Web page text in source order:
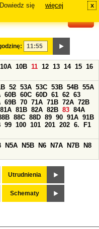
się
więcej x
10A 10B 11 12 13 14 15 16
52 53A 53C 53B 54B 55A
60B 60C 60D 61 62 63
69B 70 71A 71B 72A 72B
81A 81B 82A 82B 83 84A
88C 88D 89 90 91A 91B
99 100 101 201 202 6.
F1
N5A N5B N6 N7A N7B
N8
Utrudnienia
Schematy